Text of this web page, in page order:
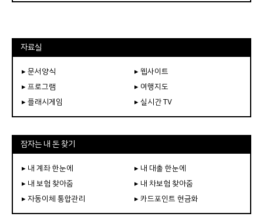
자료실
▸ 문서양식
▸ 웹사이트
▸ 프로그램
▸ 여행지도
▸ 플래시게임
▸ 실시간 TV
잠자는 내 돈 찾기
▸ 내 계좌 한눈에
▸ 내 대출 한눈에
▸ 내 보험 찾아줌
▸ 내 차보험 찾아줌
▸ 자동이체 통합관리
▸ 카드포인트 현금화